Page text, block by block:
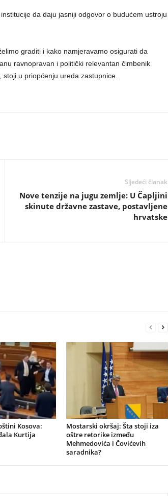
da daju jasniji odgovor o budućem ustroju
graditi i kako namjeravamo osigurati da
ravnopravan i politički relevantan čimbenik
u priopćenju ureda zastupnice.
Sljedeći članak
​Nove tenzije na jugu zemlje: U Čapljini
skinute državne zastave, postavljene
hrvatske
Kosova:
Kurtija
Mostarski okršaj: Šta stoji iza
oštre retorike između
Mehmedovića i Čovićevih
saradnika?